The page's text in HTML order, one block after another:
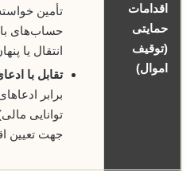
اقدامات
حمایتی
(توقیف
اموال)
تأمین
حساب‌های
انتقال یا
تقابل با
برابر
توانایی
جهت تعیین